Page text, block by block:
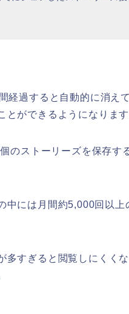
経過すると自動的に消え
ができるようになります
のストーリーズを保存す
中には月間約5,000回以上
多すぎると閲覧しにくく